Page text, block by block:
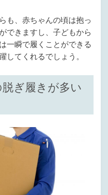
も、赤ちゃんの頃は抱っ
できますし、子どもから
一瞬で履くことができる
してくれるでしょう。
ぎ履きが多い